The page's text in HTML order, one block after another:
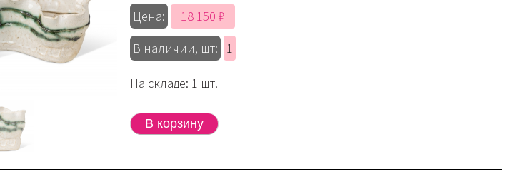
Цена:
18 150 ₽
В наличии, шт:
1
На складе: 1 шт.